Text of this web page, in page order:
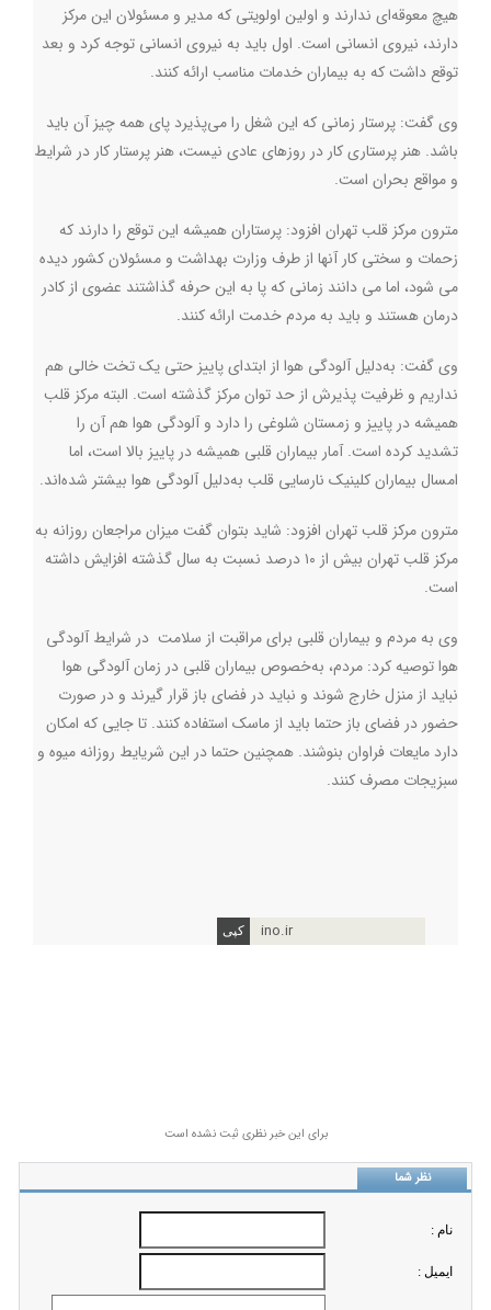
هیچ معوقه‌ای ندارند و اولین اولویتی که مدیر و مسئولان این مرکز
دارند، نیروی انسانی است. اول باید به نیروی انسانی توجه کرد و بعد
توقع داشت که به بیماران خدمات مناسب ارائه کنند.
وی گفت: پرستار زمانی که این شغل را می‌پذیرد پای همه چیز آن باید
باشد. هنر پرستاری کار در روزهای عادی نیست، هنر پرستار کار در شرایط
و مواقع بحران است.
مترون مرکز قلب تهران افزود: پرستاران همیشه این توقع را دارند که
زحمات و سختی کار آنها از طرف وزارت بهداشت و مسئولان کشور دیده
می شود، اما می دانند زمانی که پا به این حرفه گذاشتند عضوی از کادر
درمان هستند و باید به مردم خدمت ارائه کنند.
وی گفت: به‌دلیل آلودگی هوا از ابتدای پاییز حتی یک تخت خالی هم
نداریم و ظرفیت پذیرش از حد توان مرکز گذشته است. البته مرکز قلب
همیشه در پاییز و زمستان شلوغی را دارد و آلودگی هوا هم آن را
تشدید کرده است. آمار بیماران قلبی همیشه در پاییز بالا است، اما
امسال بیماران کلینیک نارسایی قلب به‌دلیل آلودگی هوا بیشتر شده‌اند.
مترون مرکز قلب تهران افزود: شاید بتوان گفت میزان مراجعان روزانه به
مرکز قلب تهران بیش از ۱۰ درصد نسبت به سال گذشته افزایش داشته
است.
وی به مردم و بیماران قلبی برای مراقبت از سلامت در شرایط آلودگی
هوا توصیه کرد: مردم، به‌خصوص بیماران قلبی در زمان آلودگی هوا
نباید از منزل خارج شوند و نباید در فضای باز قرار گیرند و در صورت
حضور در فضای باز حتما باید از ماسک استفاده کنند. تا جایی که امکان
دارد مایعات فراوان بنوشند. همچنین حتما در این شریایط روزانه میوه و
سبزیجات مصرف کنند.
ino.ir
برای این خبر نظری ثبت نشده است
نظر شما
نام :
ايميل :